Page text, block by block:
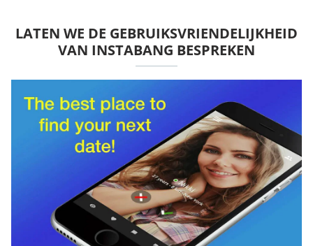
LATEN WE DE GEBRUIKSVRIENDELIJKHEID
VAN INSTABANG BESPREKEN